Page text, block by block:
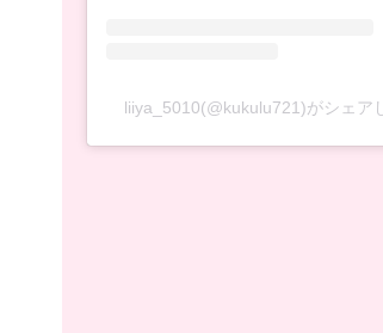
liiya_5010(@kukulu721)がシェア